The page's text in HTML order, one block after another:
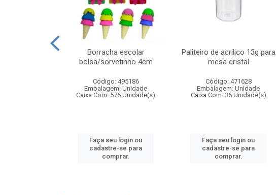
Borracha escolar
bolsa/sorvetinho 4cm
Código: 495186
Embalagem: Unidade
Caixa Com: 576 Unidade(s)
Faça seu login ou
cadastre-se para
comprar.
Paliteiro de acrilico 13g para
mesa cristal
Código: 471628
Embalagem: Unidade
Caixa Com: 36 Unidade(s)
Faça seu login ou
cadastre-se para
comprar.